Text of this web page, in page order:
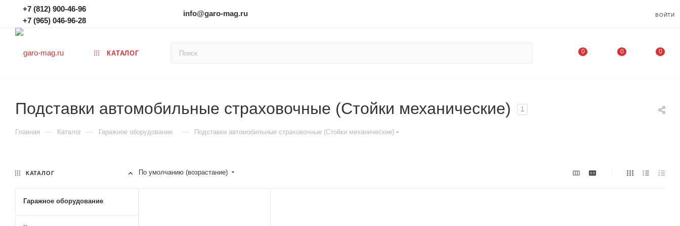
+7 (812) 900-46-96
+7 (965) 046-96-28
info@garo-mag.ru ВОЙТИ
КАТАЛОГ 0 0 0
Подставки автомобильные страховочные (Стойки механические) 1
Главная — Каталог — Гаражное оборудование — Подставки автомобильные страховочные (Стойки механические)
По умолчанию (возрастание)
КАТАЛОГ
Гаражное оборудование